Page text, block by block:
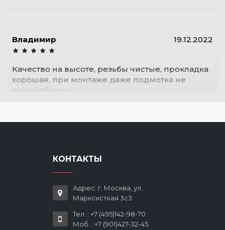
Владимир 19.12.2022
Качество на высоте, резьбы чистые, прокладка
хорошая, при монтаже даже подмотка не
понадобилась
КОНТАКТЫ
Адрес: г. Москва, ул.
Марксисткая 3с3
Тел. : +7 (495)142-98-70
Моб. : +7 (901)427-32-45